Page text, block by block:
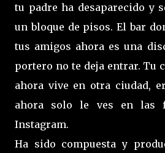
tu padre ha desaparecido y
un bloque de pisos. El bar
tus amigos ahora es una
portero no te deja entrar. Tu
ahora vive en otra ciudad,
ahora solo le ves en las
Instagram.
Ha sido compuesta y